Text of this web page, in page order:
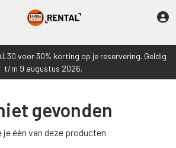
voor 30% korting op je reservering. Geldig
t/m 9 augustus 2026.
gevonden
je één van deze producten